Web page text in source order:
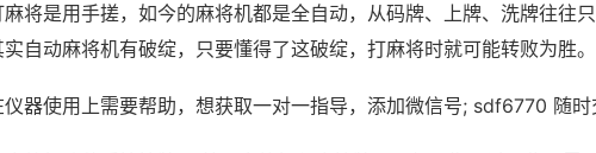
麻将是用手搓，如今的麻将机都是全自动，从码牌、上牌、洗牌往往
自动麻将机有破绽，只要懂得了这破绽，打麻将时就可能转败为胜。
器使用上需要帮助，想获取一对一指导，添加微信号; sdf6770 随时